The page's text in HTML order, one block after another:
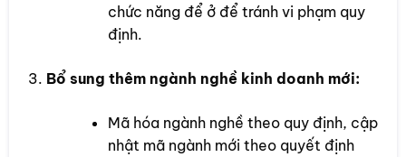
chức năng để ở để tránh vi phạm quy
định.
Bổ sung thêm ngành nghề kinh doanh mới:
Mã hóa ngành nghề theo quy định, cập
nhật mã ngành mới theo quyết định